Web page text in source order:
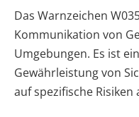
Das Warnzeichen
Kommunikation von
Umgebungen. Es ist
Gewährleistung von
auf spezifische